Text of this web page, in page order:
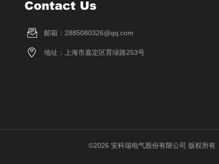
Contact Us
邮箱：2885080326@qq.com
地址：上海市嘉定区育绿路253号
©2026 安科瑞电气股份有限公司 版权所